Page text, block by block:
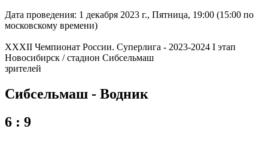
Дата проведения: 1 декабря 2023 г., Пятница, 19:00 (15:00 по
московскому времени)
XXXII Чемпионат России. Суперлига - 2023-2024 I этап
Новосибирск / стадион Сибсельмаш
зрителей
Сибсельмаш - Водник
6 : 9